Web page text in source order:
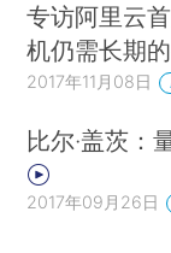
专访阿里云
机仍需长期
2017年11月08日
比尔·盖茨：
2017年09月26日